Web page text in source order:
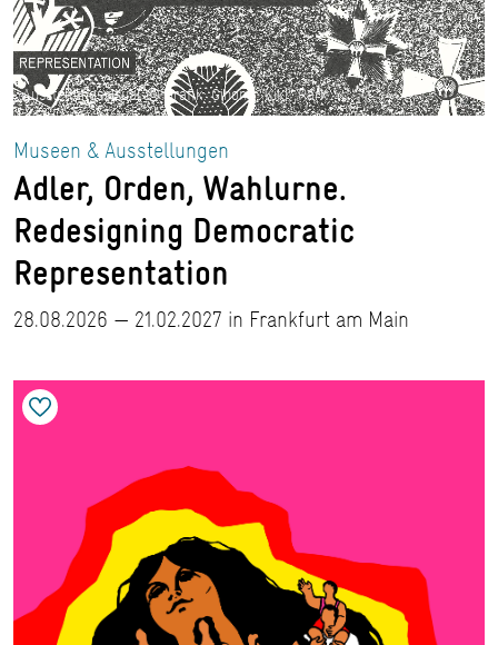
Ausstellungsvisual © Grafik: Gihong "Kiki" Park
Museen & Ausstellungen
Adler, Orden, Wahlurne.
Redesigning Democratic
Representation
28.08.2026 — 21.02.2027 in Frankfurt am Main